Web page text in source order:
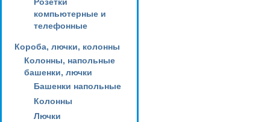
компьютерные и
телефонные
Короба, лючки, колонны
Колонны, напольные
башенки, лючки
Башенки напольные
Колонны
Лючки